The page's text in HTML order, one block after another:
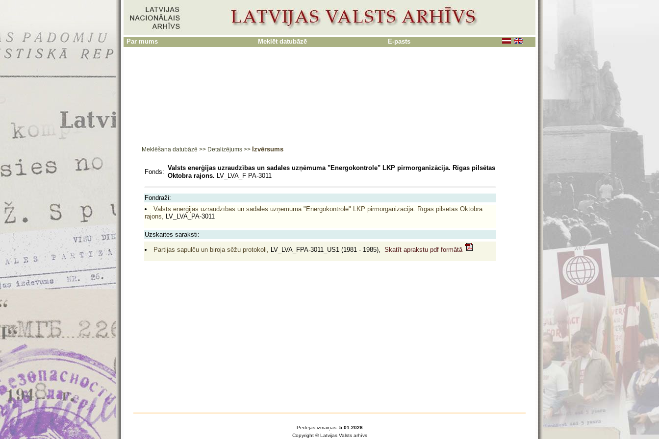
Par mums Meklēt datubāzē E-pasts
Meklēšana datubāzē >> Detalizējums >> Izvērsums
Fonds:
Valsts enerģijas uzraudzības un sadales uzņēmuma "Energokontrole" LKP pirmorganizācija. Rīgas pilsētas
Oktobra rajons. LV_LVA_F PA-3011
Fondraži:
Valsts enerģijas uzraudzības un sadales uzņēmuma "Energokontrole" LKP pirmorganizācija. Rīgas pilsētas Oktobra
rajons, LV_LVA_PA-3011
Uzskaites saraksti:
Partijas sapulču un biroja sēžu protokoli, LV_LVA_FPA-3011_US1 (1981 - 1985), Skatīt aprakstu pdf formātā
Pēdējās izmaiņas: 5.01.2026
Copyright © Latvijas Valsts arhīvs